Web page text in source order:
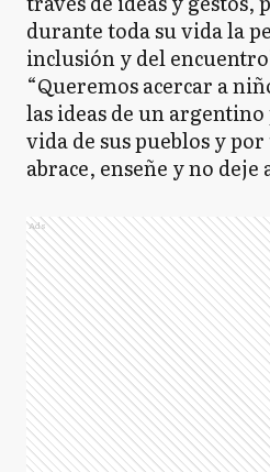
durante toda su vida la
inclusión y del
“Queremos acercar a
las ideas de un
vida de sus pueblos y
abrace, enseñe y no deje
Ads